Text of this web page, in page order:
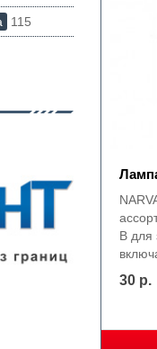
115
В для
30 р.